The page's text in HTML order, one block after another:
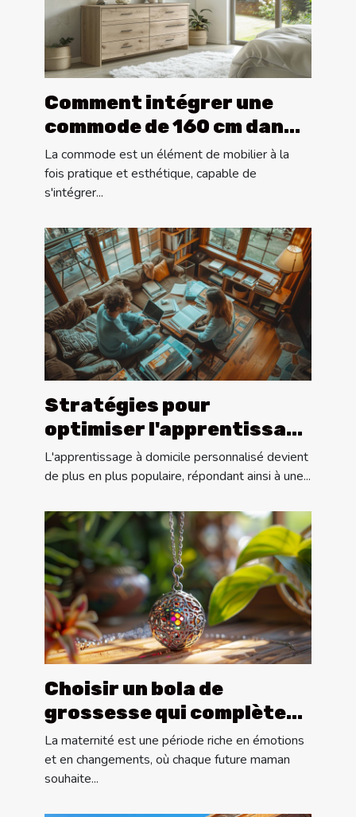
Comment intégrer une
commode de 160 cm dans
différents styles de
décoration
La commode est un élément de mobilier à la
fois pratique et esthétique, capable de
s'intégrer...
Stratégies pour
optimiser l'apprentissage
lors des cours
particuliers à domicile
L'apprentissage à domicile personnalisé devient
de plus en plus populaire, répondant ainsi à une...
Choisir un bola de
grossesse qui complète
votre style personnel
La maternité est une période riche en émotions
et en changements, où chaque future maman
souhaite...